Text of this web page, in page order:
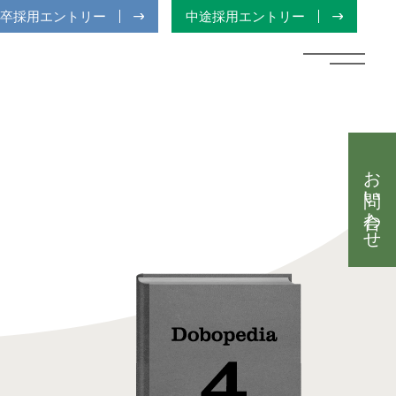
採用エントリー 中途採用エントリー
お問い合わせ